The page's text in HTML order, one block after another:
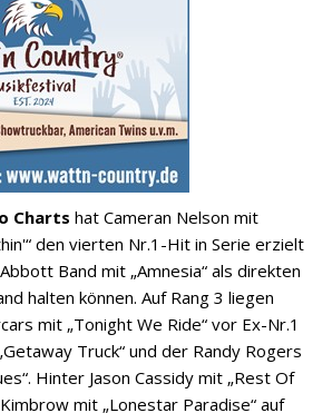
Charts hat Cameran Nelson mit
den vierten Nr.1-Hit in Serie erzielt
Band mit „Amnesia“ als direkten
halten können. Auf Rang 3 liegen
mit „Tonight We Ride“ vor Ex-Nr.1
Truck“ und der Randy Rogers
Hinter Jason Cassidy mit „Rest Of
mit „Lonestar Paradise“ auf